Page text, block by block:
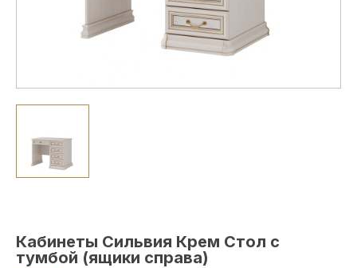
Кабинеты Сильвия Крем Стол с
тумбой (ящики справа)